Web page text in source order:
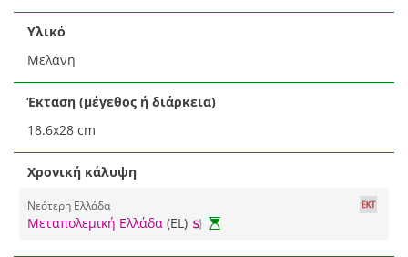
Υλικό
Μελάνη
Έκταση (μέγεθος ή διάρκεια)
18.6x28 cm
Χρονική κάλυψη
Νεότερη Ελλάδα
Μεταπολεμική Ελλάδα (EL)